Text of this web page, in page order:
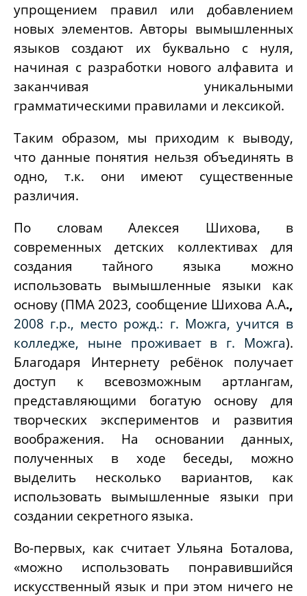
упрощением правил или добавлением
новых элементов. Авторы вымышленных
языков создают их буквально с нуля,
начиная с разработки нового алфавита и
заканчивая уникальными
грамматическими правилами и лексикой.
Таким образом, мы приходим к выводу,
что данные понятия нельзя объединять в
одно, т.к. они имеют существенные
различия.
По словам Алексея Шихова, в
современных детских коллективах для
создания тайного языка можно
использовать вымышленные языки как
основу (ПМА 2023, сообщение Шихова А.А.,
2008 г.р., место рожд.: г. Можга, учится в
колледже, ныне проживает в г. Можга).
Благодаря Интернету ребёнок получает
доступ к всевозможным артлангам,
представляющими богатую основу для
творческих экспериментов и развития
воображения. На основании данных,
полученных в ходе беседы, можно
выделить несколько вариантов, как
использовать вымышленные языки при
создании секретного языка.
Во-первых, как считает Ульяна Боталова,
«можно использовать понравившийся
искусственный язык и при этом ничего не